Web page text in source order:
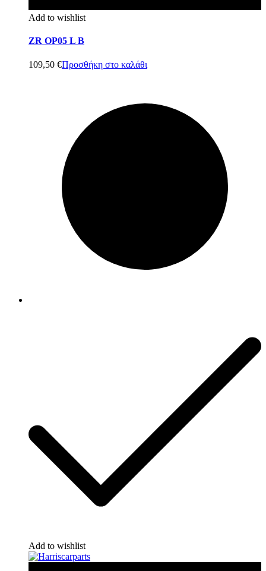
Add to wishlist
ZR OP05 L B
109,50 €Προσθήκη στο καλάθι
Add to wishlist